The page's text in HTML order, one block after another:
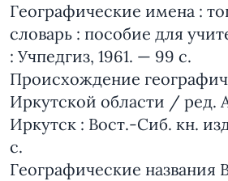
Географические имена :
словарь : пособие для
: Учпедгиз, 1961. — 99 с.
Происхождение
Иркутской области / ред.
Иркутск : Вост.-Сиб. кн.
с.
Географические названия